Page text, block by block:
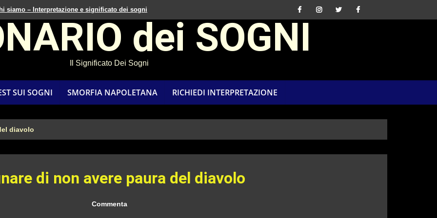
siamo – Interpretazione e significato dei sogni
dei SOGNI
Il Significato Dei Sogni
SUI SOGNI SMORFIA NAPOLETANA RICHIEDI INTERPRETAZIONE
diavolo
di non avere paura del diavolo
Commenta